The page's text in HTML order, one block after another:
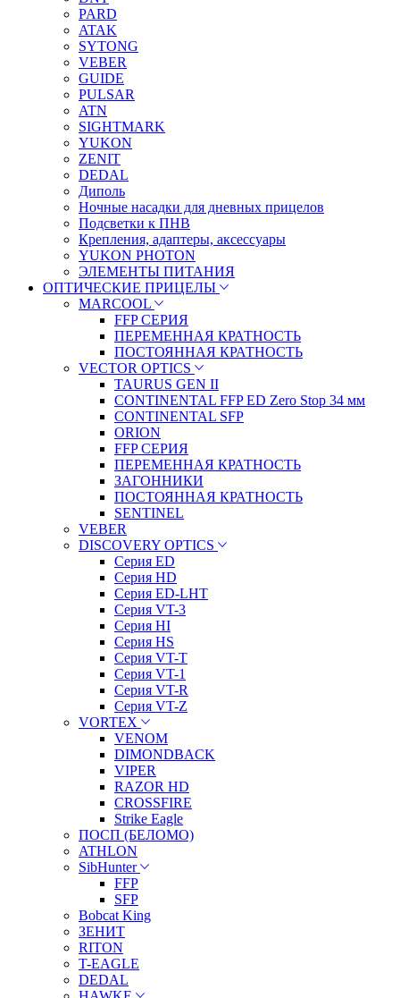
PARD
ATAK
SYTONG
VEBER
GUIDE
PULSAR
ATN
SIGHTMARK
YUKON
ZENIT
DEDAL
Диполь
Ночные насадки для дневных прицелов
Подсветки к ПНВ
Крепления, адаптеры, аксессуары
YUKON PHOTON
ЭЛЕМЕНТЫ ПИТАНИЯ
ОПТИЧЕСКИЕ ПРИЦЕЛЫ
MARCOOL
FFP СЕРИЯ
ПЕРЕМЕННАЯ КРАТНОСТЬ
ПОСТОЯННАЯ КРАТНОСТЬ
VECTOR OPTICS
TAURUS GEN II
CONTINENTAL FFP ED Zero Stop 34 мм
CONTINENTAL SFP
ORION
FFP СЕРИЯ
ПЕРЕМЕННАЯ КРАТНОСТЬ
ЗАГОННИКИ
ПОСТОЯННАЯ КРАТНОСТЬ
SENTINEL
VEBER
DISCOVERY OPTICS
Серия ED
Серия HD
Серия ED-LHT
Серия VT-3
Серия HI
Серия HS
Серия VT-T
Серия VT-1
Серия VT-R
Серия VT-Z
VORTEX
VENOM
DIMONDBACK
VIPER
RAZOR HD
CROSSFIRE
Strike Eagle
ПОСП (БЕЛОМО)
ATHLON
SibHunter
FFP
SFP
Bobcat King
ЗЕНИТ
RITON
T-EAGLE
DEDAL